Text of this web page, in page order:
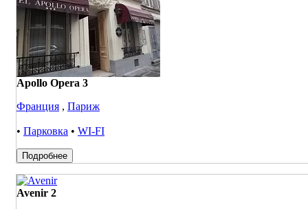
Apollo Opera 3
Франция , Париж
• Парковка • WI-FI
Подробнее
Avenir 2